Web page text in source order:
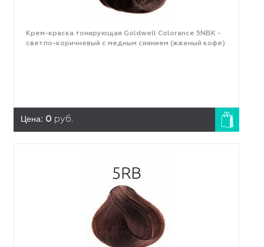
Крем-краска тонирующая Goldwell Colorance 5NBK -
светло-коричневый с медным сиянием (жженый кофе)
Цена: 0 руб.